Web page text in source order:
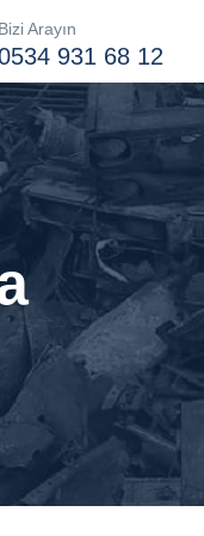
Bizi Arayın
931 68 12